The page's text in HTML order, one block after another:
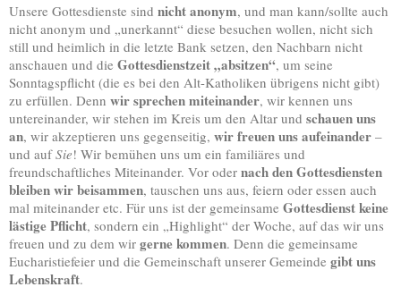
Unsere Gottesdienste sind nicht anonym, und man kann/sollte auch
nicht anonym und „unerkannt“ diese besuchen wollen, nicht sich
still und heimlich in die letzte Bank setzen, den Nachbarn nicht
anschauen und die Gottesdienstzeit „absitzen“, um seine
Sonntagspflicht (die es bei den Alt-Katholiken übrigens nicht gibt)
zu erfüllen. Denn wir sprechen miteinander, wir kennen uns
untereinander, wir stehen im Kreis um den Altar und schauen uns
an, wir akzeptieren uns gegenseitig, wir freuen uns aufeinander –
und aufSie! Wir bemühen uns um ein familiäres und
freundschaftliches Miteinander. Vor oder nach den Gottesdiensten
bleiben wir beisammen, tauschen uns aus, feiern oder essen auch
mal miteinander etc. Für uns ist der gemeinsame Gottesdienst keine
lästige Pflicht, sondern ein „Highlight“ der Woche, auf das wir uns
freuen und zu dem wir gerne kommen. Denn die gemeinsame
Eucharistiefeier und die Gemeinschaft unserer Gemeinde gibt uns
Lebenskraft.